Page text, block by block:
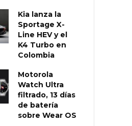
Kia lanza la
Sportage X-
Line HEV y el
K4 Turbo en
Colombia
Motorola
Watch Ultra
filtrado, 13 días
de batería
sobre Wear OS